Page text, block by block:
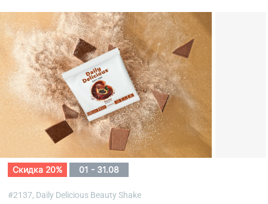
Скидка 20% 01 - 31.08
#2137, Daily Delicious Beauty Shake